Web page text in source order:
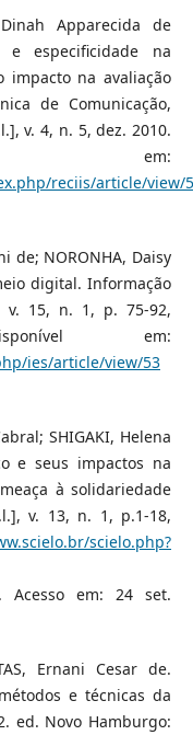
Dinah Apparecida de
e especificidade na
impacto na avaliação
de Comunicação,
v. 4, n. 5, dez. 2010.
em:
reciis/article/view/
de; NORONHA, Daisy
digital. Informação
v. 15, n. 1, p. 75-92,
em:
ies/article/view/53
SHIGAKI, Helena
e seus impactos na
à solidariedade
v. 13, n. 1, p.1-18,
scielo.php?
Acesso em: 24 set.
Ernani Cesar de.
e técnicas da
ed. Novo Hamburgo: